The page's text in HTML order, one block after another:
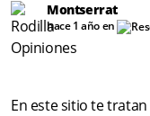
Montserrat
hace 1 año en
En este sitio te